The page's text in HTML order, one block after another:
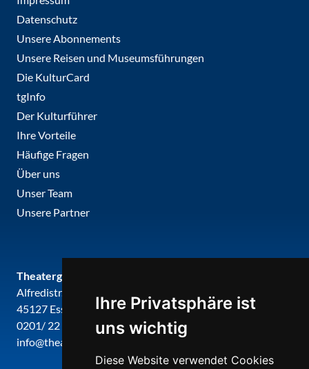
Ihre Privatsphäre ist
uns wichtig
Diese Website verwendet Cookies
Datenschutz
Unsere Abonnements
Unsere Reisen und Museumsführungen
Die KulturCard
tgInfo
Der Kulturführer
Ihre Vorteile
Häufige Fragen
Über uns
Unser Team
Unsere Partner
Theatergemeinde metropole ruhr
Alfredistr. 32
45127 Essen
0201/ 22 22 29
info@theatergemeinde-metropole-ruhr.de